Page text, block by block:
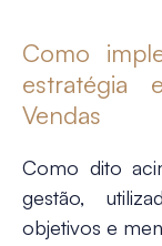
Como
estratégia
Vendas
Como dito
gestão,
objetivos e